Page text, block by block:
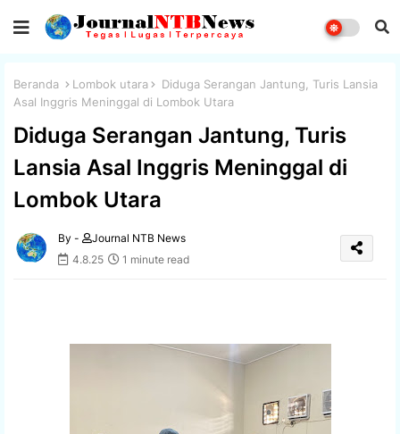
Beranda Lombok utara
Diduga Serangan Jantung, Turis Lansia
Asal Inggris Meninggal di Lombok Utara
Diduga Serangan Jantung, Turis
Lansia Asal Inggris Meninggal di
Lombok Utara
By -
Journal NTB News
4.8.25
1 minute read